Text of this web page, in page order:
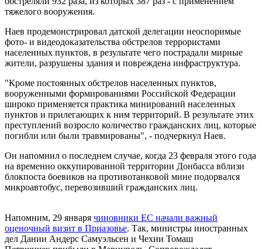
тяжелого вооружения.
Наев продемонстрировал датской делегации неоспоримые
фото- и видеодоказательства обстрелов террористами
населенных пунктов, в результате чего пострадали мирные
жители, разрушены здания и повреждена инфраструктура.
"Кроме постоянных обстрелов населенных пунктов,
вооруженными формированиями Российской Федерации
широко применяется практика минирований населенных
пунктов и прилегающих к ним территорий. В результате этих
преступлений возросло количество гражданских лиц, которые
погибли или были травмированы", - подчеркнул Наев.
Он напомнил о последнем случае, когда 23 февраля этого года
на временно оккупированной территории Донбасса вблизи
блокпоста боевиков на противотанковой мине подорвался
микроавтобус, перевозивший гражданских лиц.
Напомним, 29 января чиновники ЕС начали важный
оценочный визит в Приазовье. Так, министры иностранных
дел Дании Андерс Самуэльсен и Чехии Томаш